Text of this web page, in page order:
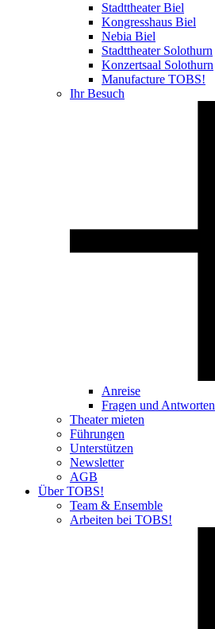
Stadttheater Biel
Kongresshaus Biel
Nebia Biel
Stadttheater Solothurn
Konzertsaal Solothurn
Manufacture TOBS!
Ihr Besuch
Anreise
Fragen und Antworten
Theater mieten
Führungen
Unterstützen
Newsletter
AGB
Über TOBS!
Team & Ensemble
Arbeiten bei TOBS!